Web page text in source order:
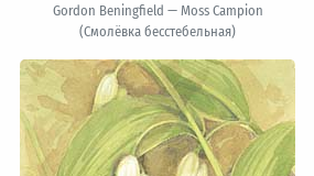
Gordon Beningfield — Moss Campion
(Смолёвка бесстебельная)